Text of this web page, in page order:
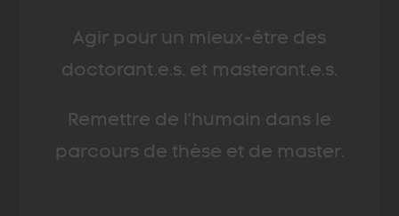
Agir pour un mieux-être des
doctorant.e.s. et masterant.e.s.
Remettre de l’humain dans le
parcours de thèse et de master.